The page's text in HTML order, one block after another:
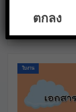
ป.2 , ป.4 และ ป.5 เ
คู่มือแต่ละเล่ม มาฝ
ใบงาน
ตกลง